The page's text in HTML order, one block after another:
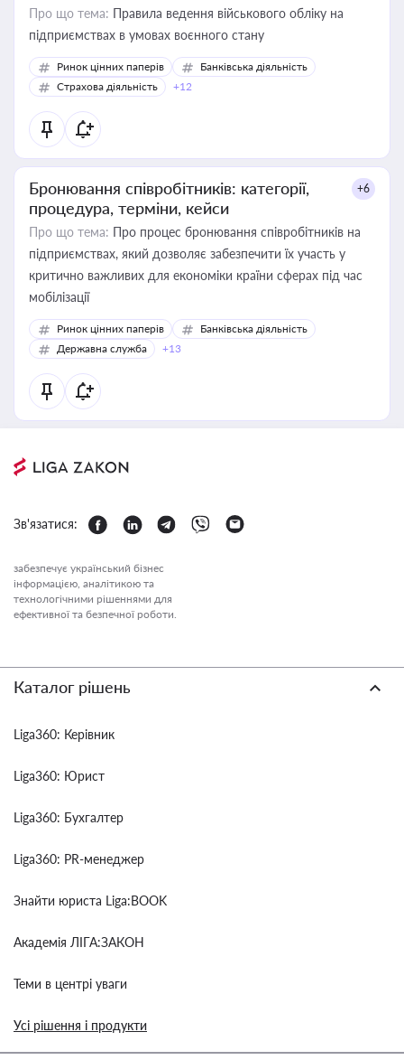
Про що тема: Правила ведення військового обліку на
підприємствах в умовах воєнного стану
Ринок цінних паперів
Банківська діяльність
Страхова діяльність
+12
Бронювання співробітників: категорії,
процедура, терміни, кейси
+6
Про що тема: Про процес бронювання співробітників на
підприємствах, який дозволяє забезпечити їх участь у
критично важливих для економіки країни сферах під час
мобілізації
Ринок цінних паперів
Банківська діяльність
Державна служба
+13
Зв'язатися:
забезпечує український бізнес
інформацією, аналітикою та
технологічними рішеннями для
ефективної та безпечної роботи.
Каталог рішень
Liga360: Керівник
Liga360: Юрист
Liga360: Бухгалтер
Liga360: PR-менеджер
Знайти юриста Liga:BOOK
Академія ЛІГА:ЗАКОН
Теми в центрі уваги
Усі рішення і продукти